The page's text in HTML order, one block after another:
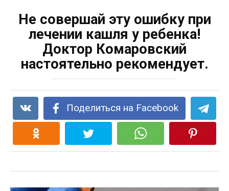
Не совершай эту ошибку при
лечении кашля у ребенка!
Доктор Комаровский
настоятельно рекомендует.
Поделиться на Facebook